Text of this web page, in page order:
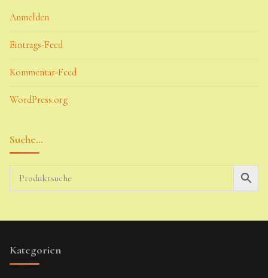
Anmelden
Eintrags-Feed
Kommentar-Feed
WordPress.org
Suche…
Kategorien